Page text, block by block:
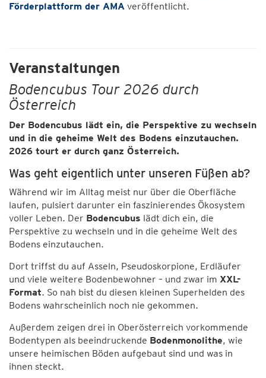
Förderplattform der AMA veröffentlicht.
Veranstaltungen
Bodencubus Tour 2026 durch
Österreich
Der Bodencubus lädt ein, die Perspektive zu wechseln
und in die geheime Welt des Bodens einzutauchen.
2026 tourt er durch ganz Österreich.
Was geht eigentlich unter unseren Füßen ab?
Während wir im Alltag meist nur über die Oberfläche
laufen, pulsiert darunter ein faszinierendes Ökosystem
voller Leben. Der Bodencubus lädt dich ein, die
Perspektive zu wechseln und in die geheime Welt des
Bodens einzutauchen.
Dort triffst du auf Asseln, Pseudoskorpione, Erdläufer
und viele weitere Bodenbewohner – und zwar im XXL-
Format. So nah bist du diesen kleinen Superhelden des
Bodens wahrscheinlich noch nie gekommen.
Außerdem zeigen drei in Oberösterreich vorkommende
Bodentypen als beeindruckende Bodenmonolithe, wie
unsere heimischen Böden aufgebaut sind und was in
ihnen steckt.